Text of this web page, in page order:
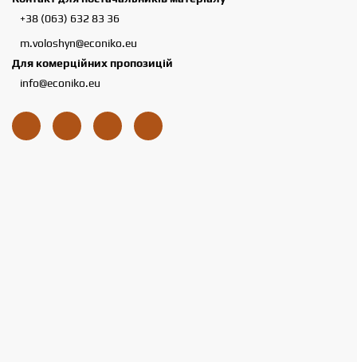
+38 (063) 632 83 36
m.voloshyn@econiko.eu
Для комерційних пропозицій
info@econiko.eu